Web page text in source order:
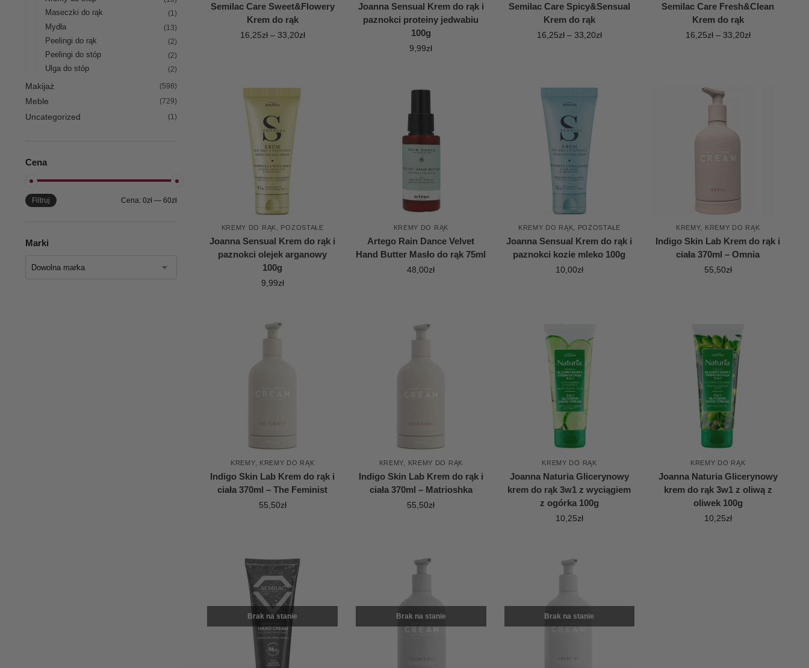
Semilac Care Sweet&Flowery
Krem do rąk
16,25zł – 33,20zł
Joanna Sensual Krem do rąk i
paznokci proteiny jedwabiu
100g
9,99zł
Semilac Care Spicy&Sensual
Krem do rąk
16,25zł – 33,20zł
Semilac Care Fresh&Clean
Krem do rąk
16,25zł – 33,20zł
KREMY DO RĄK POZOSTAŁE
Joanna Sensual Krem do rąk i
paznokci olejek arganowy
100g
9,99zł
KREMY DO RĄK
Artego Rain Dance Velvet
Hand Butter Masło do rąk 75ml
48,00zł
KREMY DO RĄK POZOSTAŁE
Joanna Sensual Krem do rąk i
paznokci kozie mleko 100g
10,00zł
KREMY, KREMY DO RĄK
Indigo Skin Lab Krem do rąk i
ciała 370ml – Omnia
55,50zł
KREMY, KREMY DO RĄK
Indigo Skin Lab Krem do rąk i
ciała 370ml – The Feminist
55,50zł
KREMY KREMY DO RĄK
Indigo Skin Lab Krem do rąk i
ciała 370ml – Matrioshka
55,50zł
KREMY DO RĄK
Joanna Naturia Glicerynowy
krem do rąk 3w1 z wyciągiem
z ogórka 100g
10,25zł
KREMY DO RĄK
Joanna Naturia Glicerynowy
krem do rąk 3w1 z oliwą z
oliwek 100g
10,25zł
Brak na stanie Brak na stanie Brak na stanie
Maseczki do rąk (1)
Mydła (13)
Peelingi do rąk (2)
Peelingi do stóp (2)
Ulga do stóp (2)
Makijaż (598)
Meble (729)
Uncategorized (1)
Cena
Filtruj Cena: 0zł— 60zł
Marki